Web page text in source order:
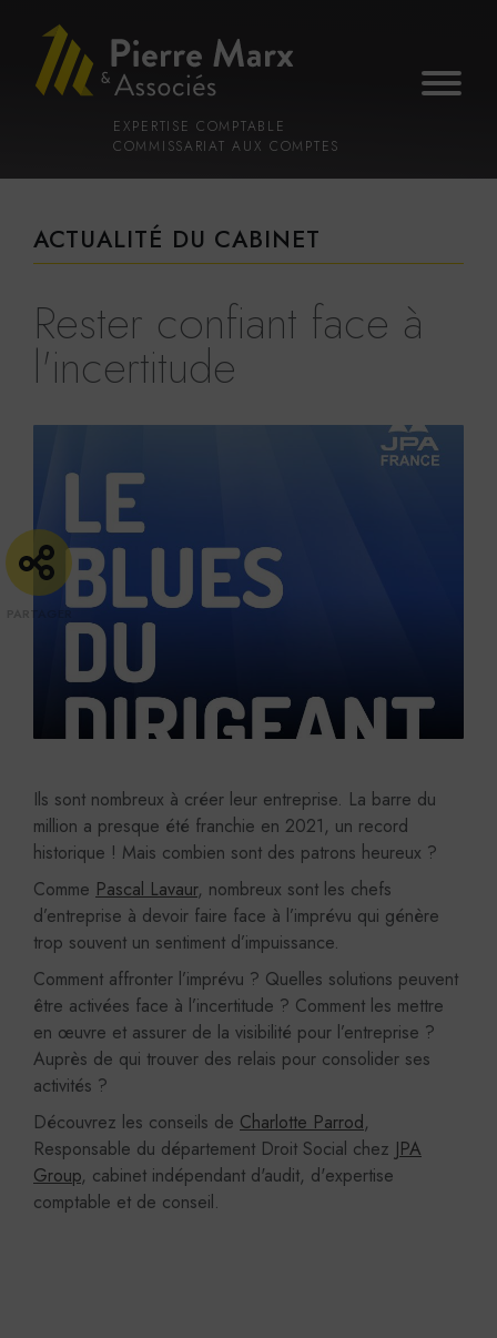
gestion
contenu
EXPERTISE COMPTABLE
COMMISSARIAT AUX COMPTES
ACTUALITÉ DU CABINET
Rester confiant face à
l'incertitude
Ils sont nombreux à créer leur entreprise. La barre du
million a presque été franchie en 2021, un record
historique ! Mais combien sont des patrons heureux ?
Comme Pascal Lavaur, nombreux sont les chefs
d’entreprise à devoir faire face à l’imprévu qui génère
trop souvent un sentiment d’impuissance.
Comment affronter l’imprévu ? Quelles solutions peuvent
être activées face à l’incertitude ? Comment les mettre
en œuvre et assurer de la visibilité pour l’entreprise ?
Auprès de qui trouver des relais pour consolider ses
activités ?
Découvrez les conseils de Charlotte Parrod,
Responsable du département Droit Social chez JPA
Group, cabinet indépendant d'audit, d'expertise
comptable et de conseil.